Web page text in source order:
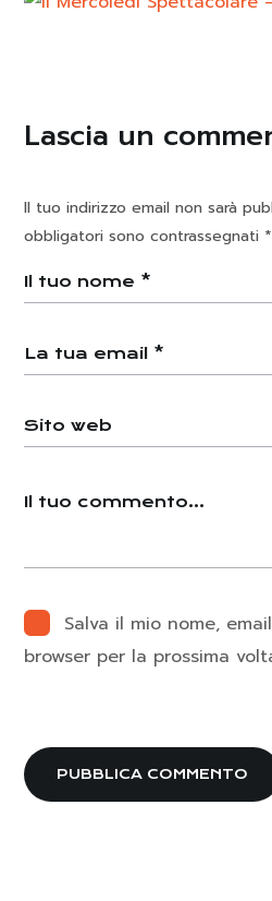
Lascia un
Il tuo indirizzo email non sarà
obbligatori sono contrassegnati *
Salva il mio nome,
browser per la prossima